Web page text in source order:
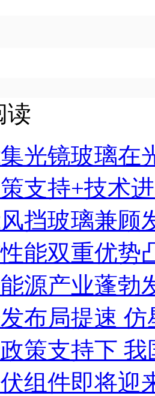
读
光镜玻璃在
支持+技术
挡玻璃兼顾
能双重优势
源产业蓬勃
布局提速
策支持下
组件即将迎